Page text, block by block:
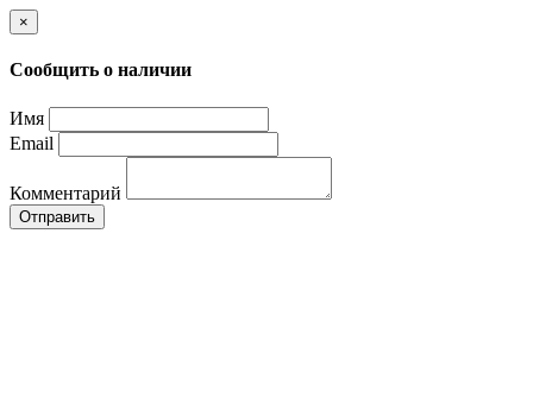
×
Сообщить о наличии
Имя
Email
Комментарий
Отправить